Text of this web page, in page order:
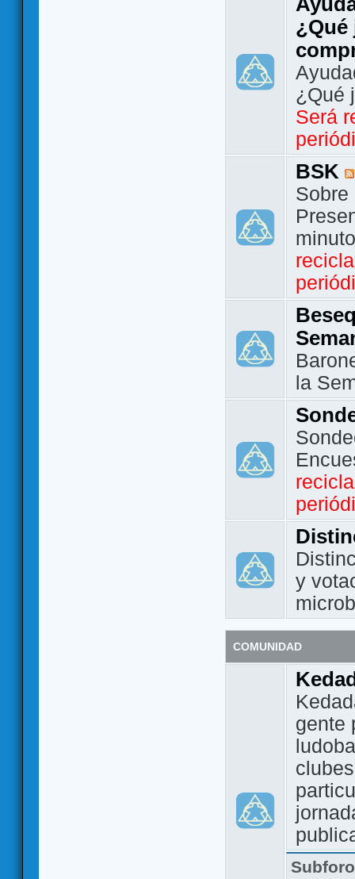
¿Qué
¿Qué
Será
BSK
Sobre
la
y
COMUNIDAD
gente